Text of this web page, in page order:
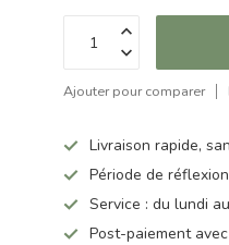
Ajouter pour comparer
Livraison rapide,
Période de
Service : du lundi
Post-paiement